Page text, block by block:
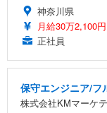
神奈川県
月給30万2,100
正社員
保守エンジニア/フ
株式会社KMマーケ